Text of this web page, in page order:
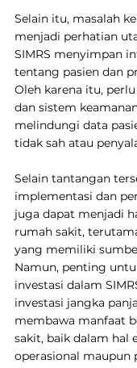
Selain itu, masalah
menjadi perhatian
SIMRS menyimpan
tentang pasien dan
Oleh karena itu,
dan sistem
melindungi data
tidak sah atau
Selain tantangan
implementasi dan
juga dapat menjadi
rumah sakit,
yang memiliki
Namun, penting
investasi dalam
investasi jangka
membawa manfaat
sakit, baik dalam hal
operasional maupun